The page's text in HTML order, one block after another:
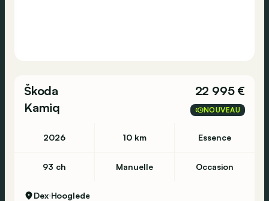
Škoda
Kamiq
22 995 €
NOUVEAU
2026 10 km Essence
93 ch Manuelle Occasion
Dex Hooglede